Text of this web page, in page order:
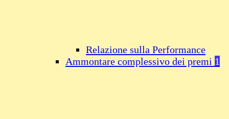
Relazione sulla Performance
Ammontare complessivo dei premi 1